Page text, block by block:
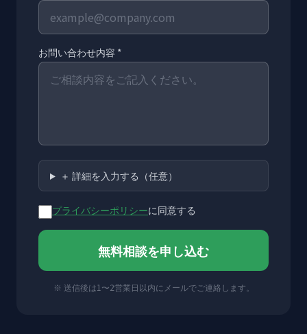
お問い合わせ内容 *
＋ 詳細を入力する（任意）
プライバシーポリシーに同意する
無料相談を申し込む
※ 送信後は1〜2営業日以内にメールでご連絡します。